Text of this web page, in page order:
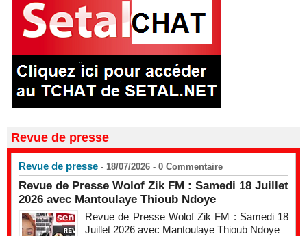
Revue de presse
Revue de presse - 18/07/2026 - 0 Commentaire
Revue de Presse Wolof Zik FM : Samedi 18 Juillet
2026 avec Mantoulaye Thioub Ndoye
Revue de Presse Wolof Zik FM : Samedi 18
Juillet 2026 avec Mantoulaye Thioub Ndoye